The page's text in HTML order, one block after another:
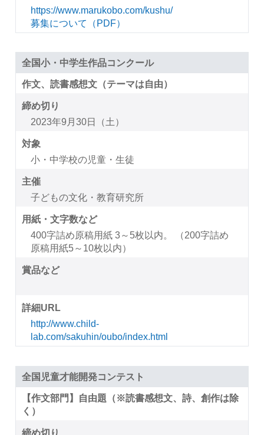
https://www.marukobo.com/kushu/
募集について（PDF）
全国小・中学生作品コンクール
作文、読書感想文（テーマは自由）
締め切り
2023年9月30日（土）
対象
小・中学校の児童・生徒
主催
子どもの文化・教育研究所
用紙・文字数など
400字詰め原稿用紙 3～5枚以内。 （200字詰め
原稿用紙5～10枚以内）
賞品など
詳細URL
http://www.child-
lab.com/sakuhin/oubo/index.html
全国児童才能開発コンテスト
【作文部門】自由題（※読書感想文、詩、創作は除
く）
締め切り